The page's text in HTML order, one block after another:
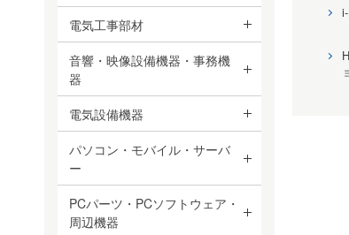
電気工事部材
音響・映像設備機器・事務機
器
電気設備機器
パソコン・モバイル・サーバ
ー
PCパーツ・PCソフトウェア・
周辺機器